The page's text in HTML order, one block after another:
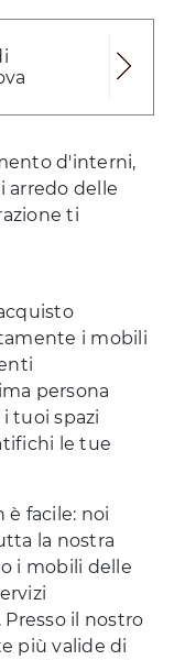
d'interni,
arredo delle
ti
i mobili
persona
tuoi spazi
le tue
è facile: noi
la nostra
i mobili delle
il nostro
più valide di